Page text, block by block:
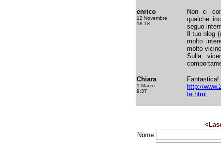
enrico
12 Novembre
18:18
Non ci
qualche
seguo
Il tuo blog
molto
molto
Sulla
Chiara
1 Marzo
9:37
Fantastica!
http://
te.html
Nome